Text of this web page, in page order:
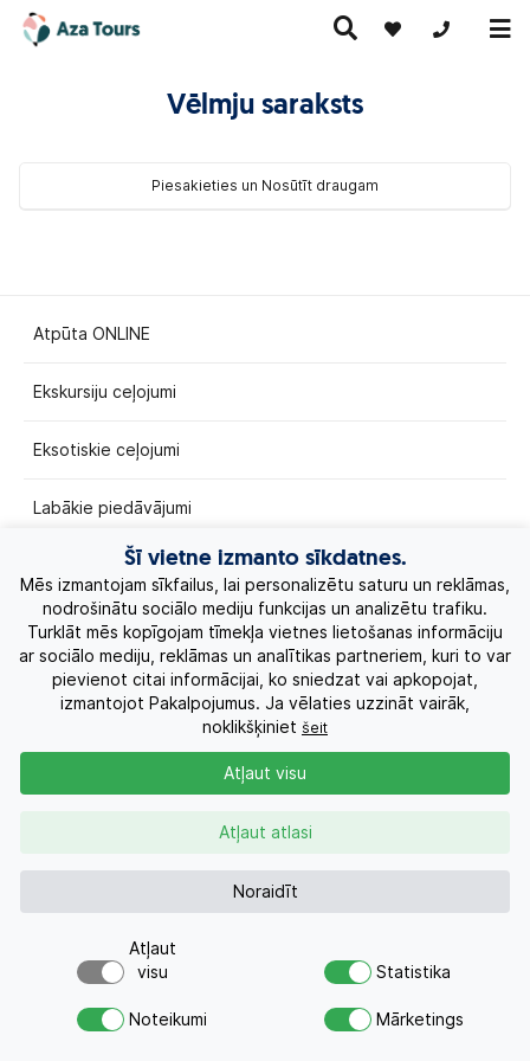
+371
pa Eiropu
(ar
Kruīzi
piedāvājumi
Vēlmju saraksts
Piesakieties un Nosūtīt draugam
Atpūta ONLINE
Ekskursiju ceļojumi
Eksotiskie ceļojumi
Labākie piedāvājumi
Par Mums
Kontakti
AZA TOURS © 2010-2026
Vai meklējat ceļojumu?
Nosūtiet atvaļinājuma pieprasījumu
Šī vietne izmanto sīkdatnes.
Mēs izmantojam sīkfailus, lai personalizētu saturu un reklāmas,
nodrošinātu sociālo mediju funkcijas un analizētu trafiku.
Turklāt mēs kopīgojam tīmekļa vietnes lietošanas informāciju
ar sociālo mediju, reklāmas un analītikas partneriem, kuri to var
pievienot citai informācijai, ko sniedzat vai apkopojat,
izmantojot Pakalpojumus. Ja vēlaties uzzināt vairāk,
noklikšķiniet šeit
Noraidīt
Atļaut atlasi
Atļaut visu
Atļaut
visu
Statistika
Noteikumi Mārketings